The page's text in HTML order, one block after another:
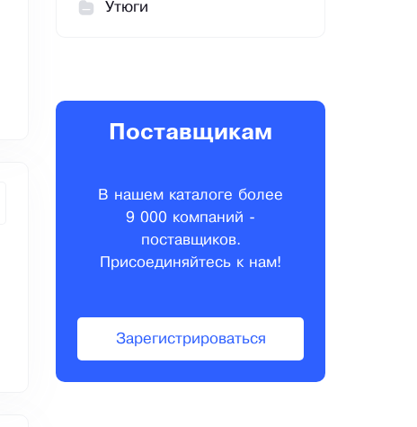
Утюги
Поставщикам
В нашем каталоге более
9 000 компаний -
поставщиков.
Присоединяйтесь к нам!
Зарегистрироваться